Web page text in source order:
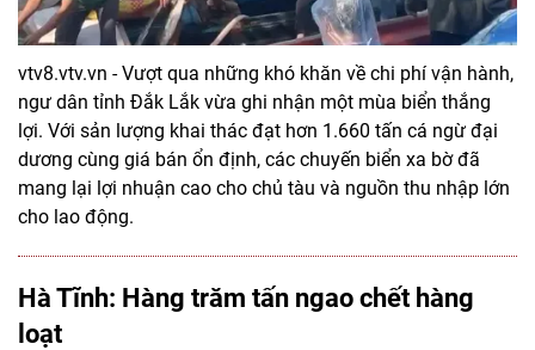
vtv8.vtv.vn - Vượt qua những khó khăn về chi phí vận hành,
ngư dân tỉnh Đắk Lắk vừa ghi nhận một mùa biển thắng
lợi. Với sản lượng khai thác đạt hơn 1.660 tấn cá ngừ đại
dương cùng giá bán ổn định, các chuyến biển xa bờ đã
mang lại lợi nhuận cao cho chủ tàu và nguồn thu nhập lớn
cho lao động.
Hà Tĩnh: Hàng trăm tấn ngao chết hàng
loạt